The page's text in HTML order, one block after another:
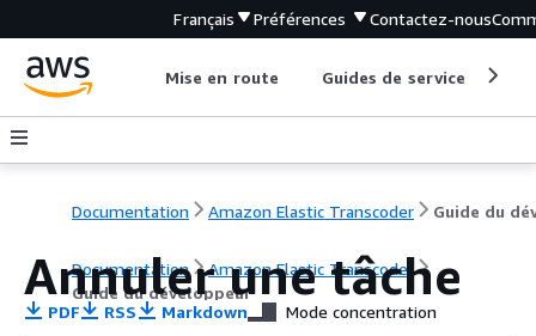
Français Préférences Contactez-nous
Mise en route Guides de service
Documentation Amazon Elastic Transcoder
Documentation
Amazon Elastic Transcoder
Guide du développeur
Annuler une tâche
PDF RSS Markdown Mode concentration